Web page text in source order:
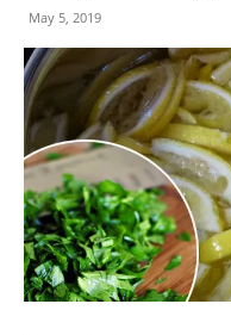
May 5, 2019